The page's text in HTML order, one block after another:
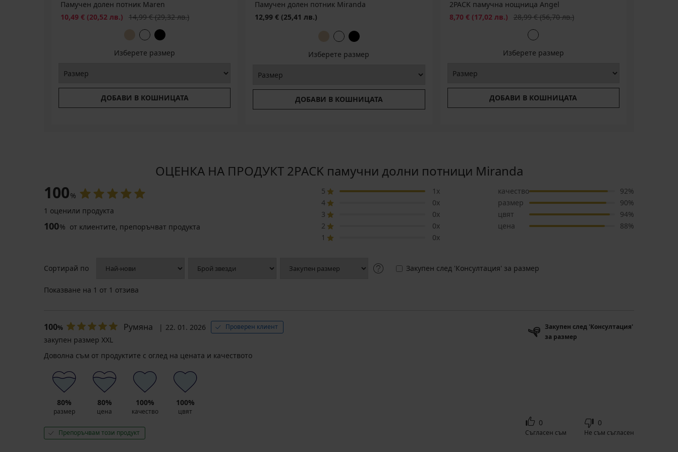
Памучен долен потник Maren
Намаление
10,49 € (20,52 лв.) Първоначална цена
14,99 €(29,32 лв.)
Изберете размер
ДОБАВИ В КОШНИЦАТА
Памучен долен потник Miranda
12,99 € (25,41 лв.)
Изберете размер
ДОБАВИ В КОШНИЦАТА
2PACK памучна нощница Angel
Намаление
8,70 € (17,02 лв.) Първоначална цена
28,99 €(56,70 лв.)
Изберете размер
ДОБАВИ В КОШНИЦАТА
ОЦЕНКА НА ПРОДУКТ 2PACK памучни долни потници Miranda
100%
1 оценили продукта
100% от клиентите, препоръчват продукта
5
1x
4
0x
3
0x
2
0x
1
0x
качество
92%
размер
90%
цвят
94%
цена
88%
Сортирай по Закупен след 'Консултация' за размер
Показване на 1 от 1 отзива
100% Румяна 22. 01. 2026 Проверен клиент
Закупен след 'Консултация'
за размер
закупен размер XXL
Доволна съм от продуктите с оглед на цената и качеството
80%
размер
80%
цена
100%
качество
100%
цвят
Препоръчвам този продукт
0
Съгласен съм
0
Не съм съгласен